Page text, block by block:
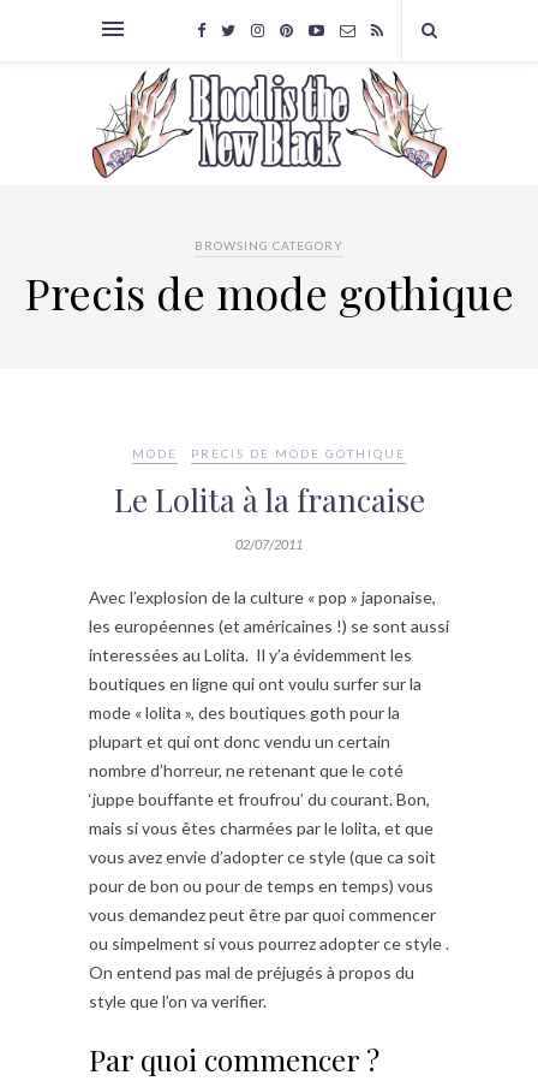
BROWSING CATEGORY
Precis de mode gothique
MODE PRECIS DE MODE GOTHIQUE
Le Lolita à la francaise
02/07/2011
Avec l’explosion de la culture « pop » japonaise,
les européennes (et américaines !) se sont aussi
interessées au Lolita. Il y’a évidemment les
boutiques en ligne qui ont voulu surfer sur la
mode « lolita », des boutiques goth pour la
plupart et qui ont donc vendu un certain
nombre d’horreur, ne retenant que le coté
‘juppe bouffante et froufrou’ du courant. Bon,
mais si vous êtes charmées par le lolita, et que
vous avez envie d’adopter ce style (que ca soit
pour de bon ou pour de temps en temps) vous
vous demandez peut être par quoi commencer
ou simpelment si vous pourrez adopter ce style .
On entend pas mal de préjugés à propos du
style que l’on va verifier.
Par quoi commencer ?